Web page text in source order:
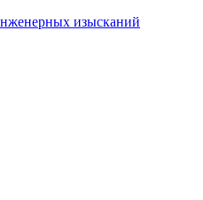
изысканий